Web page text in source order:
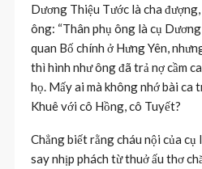
Dương Thiệu Tước là cha
ông: “Thân phụ ông là cụ
quan Bố chính ở Hưng Yên,
thì hình như ông đã trả nợ cầm
họ. Mấy ai mà không nhớ bài ca
Khuê với cô Hồng, cô Tuyết?
Chẳng biết rằng cháu nội của
say nhịp phách từ thuở ấu thơ